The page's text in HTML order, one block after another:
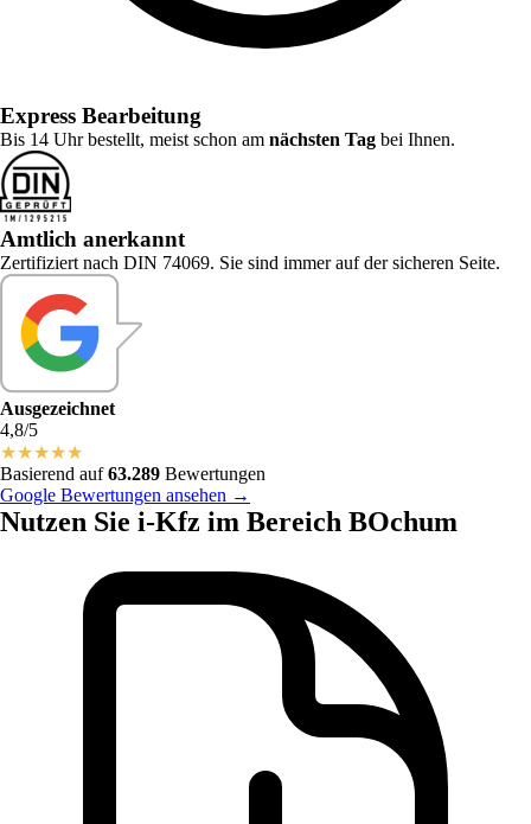
Express Bearbeitung
Bis 14 Uhr bestellt, meist schon am nächsten Tag bei Ihnen.
Amtlich anerkannt
Zertifiziert nach DIN 74069. Sie sind immer auf der sicheren Seite.
Ausgezeichnet
4,8/5
★★★★★
Basierend auf63.289 Bewertungen
Google Bewertungen ansehen →
Nutzen Sie i-Kfz im Bereich BOchum